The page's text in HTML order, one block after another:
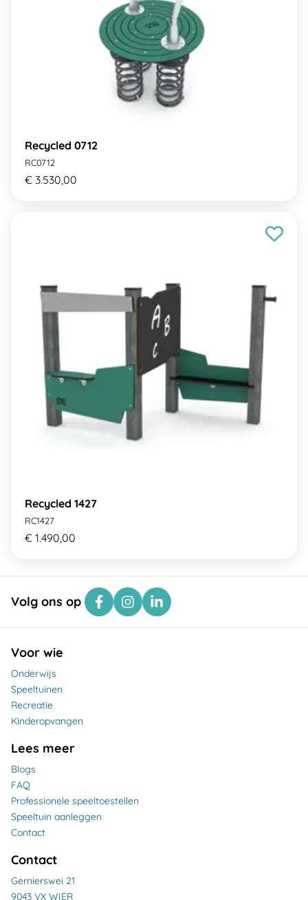
Recycled 0712
RC0712
€ 3.530,00
Recycled 1427
RC1427
€ 1.490,00
Volg ons op
Voor wie
Onderwijs
Speeltuinen
Recreatie
Kinderopvangen
Lees meer
Blogs
FAQ
Professionele speeltoestellen
Speeltuin aanleggen
Contact
Contact
Gernierswei 21
9043 VX WIER